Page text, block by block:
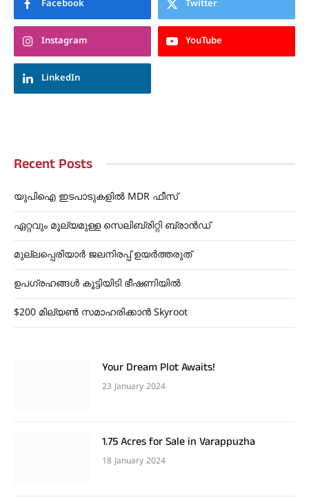
Facebook Twitter
Instagram YouTube
LinkedIn
Recent Posts
യുപിഐ ഇടപാടുകളിൽ MDR ഫീസ്
ഏറ്റവും മൂല്യമുള്ള സെലിബ്രിറ്റി ബ്രാൻഡ്
മുല്ലപ്പെരിയാർ ജലനിരപ്പ് ഉയർത്തരുത്
ഉപഗ്രഹങ്ങൾ കൂട്ടിയിടി ഭീഷണിയിൽ
$200 മില്യൺ സമാഹരിക്കാൻ Skyroot
Your Dream Plot Awaits!
23 January 2024
1.75 Acres for Sale in Varappuzha
18 January 2024